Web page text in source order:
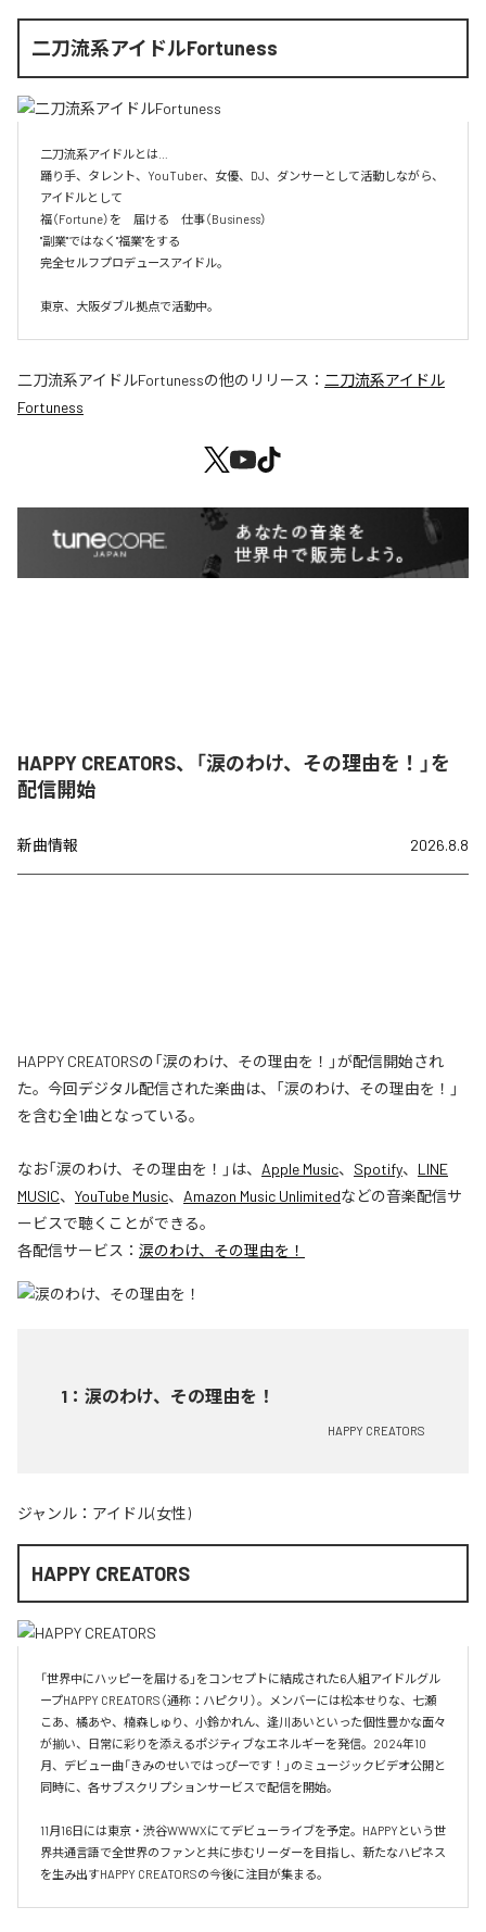
二刀流系アイドルFortuness
二刀流系アイドルとは…
踊り手、タレント、YouTuber、女優、DJ、ダンサーとして活動しながら、
アイドルとして
福（Fortune）を　届ける　仕事（Business）
"副業"ではなく"福業"をする
完全セルフプロデュースアイドル。
東京、大阪ダブル拠点で活動中。
二刀流系アイドルFortunessの他のリリース： 二刀流系アイドル
Fortuness
HAPPY CREATORS、「涙のわけ、その理由を！」を
配信開始
新曲情報 2026.8.8
HAPPY CREATORSの「涙のわけ、その理由を！」が配信開始され
た。今回デジタル配信された楽曲は、「涙のわけ、その理由を！」
を含む全1曲となっている。
なお「涙のわけ、その理由を！ 」は、 Apple Music、 Spotify、 LINE
MUSIC、 YouTube Music、 Amazon Music Unlimitedなどの音楽配信サ
ービスで聴くことができる。
各配信サービス： 涙のわけ、その理由を！
1 ： 涙のわけ、その理由を！
HAPPY CREATORS
ジャンル： アイドル(女性)
HAPPY CREATORS
「世界中にハッピーを届ける」をコンセプトに結成された6人組アイドルグル
ープHAPPY CREATORS（通称：ハピクリ）。メンバーには松本せりな、七瀬
こあ、橘あや、楠森しゅり、小鈴かれん、逢川あいといった個性豊かな面々
が揃い、日常に彩りを添えるポジティブなエネルギーを発信。2024年10
月、デビュー曲「きみのせいではっぴーです！」のミュージックビデオ公開と
同時に、各サブスクリプションサービスで配信を開始。
11月16日には東京・渋谷WWWXにてデビューライブを予定。HAPPYという世
界共通言語で全世界のファンと共に歩むリーダーを目指し、新たなハピネス
を生み出すHAPPY CREATORSの今後に注目が集まる。